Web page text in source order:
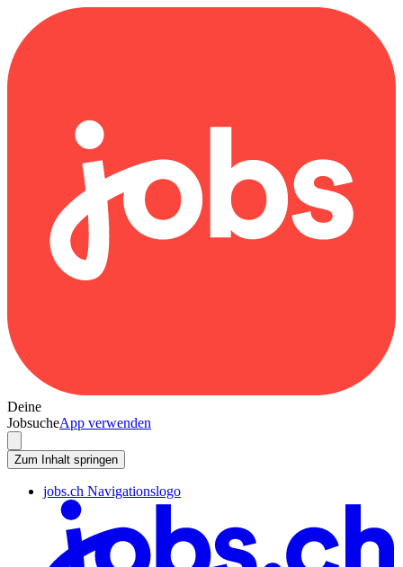
Deine
JobsucheApp verwenden
Zum Inhalt springen
jobs.ch Navigationslogo